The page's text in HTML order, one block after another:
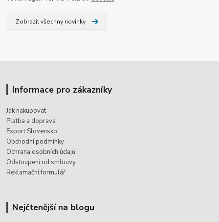
Zobrazit všechny novinky
Informace pro zákazníky
Jak nakupovat
Platba a doprava
Export Slovensko
Obchodní podmínky
Ochrana osobních údajů
Odstoupení od smlouvy
Reklamační formulář
Nejčtenější na blogu